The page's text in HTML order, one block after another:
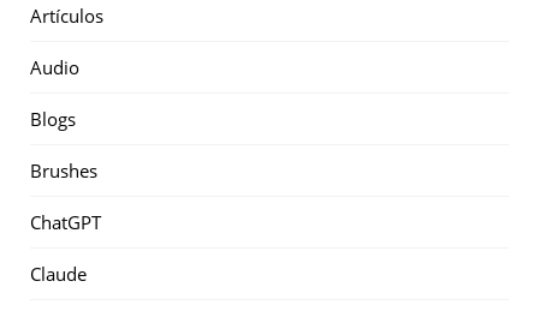
Artículos
Audio
Blogs
Brushes
ChatGPT
Claude